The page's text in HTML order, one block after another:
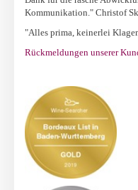
Kommunikation." Christof
"Alles prima, keinerlei
Rückmeldungen unserer